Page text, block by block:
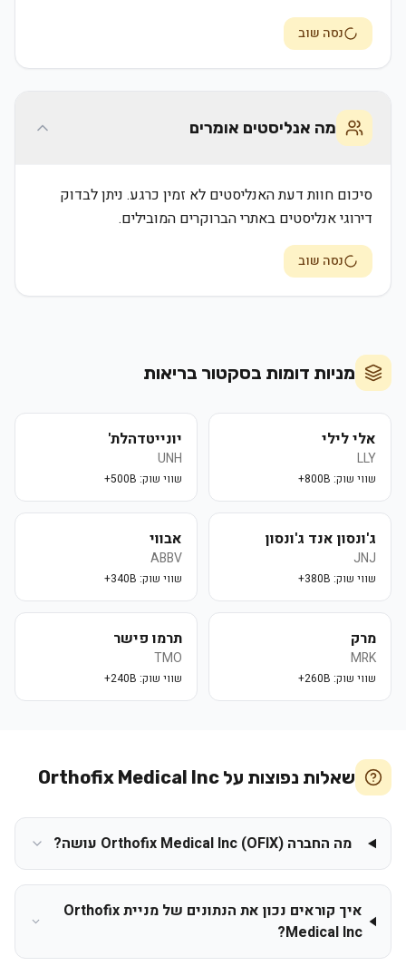
נסה שוב
מה אנליסטים אומרים
סיכום חוות דעת האנליסטים לא זמין כרגע. ניתן לבדוק
דירוגי אנליסטים באתרי הברוקרים המובילים.
נסה שוב
מניות דומות בסקטור בריאות
אלי לילי
LLY
שווי שוק: 800B+
יונייטדהלת'
UNH
שווי שוק: 500B+
ג'ונסון אנד ג'ונסון
JNJ
שווי שוק: 380B+
אבווי
ABBV
שווי שוק: 340B+
מרק
MRK
שווי שוק: 260B+
תרמו פישר
TMO
שווי שוק: 240B+
שאלות נפוצות על Orthofix Medical Inc
מה החברה Orthofix Medical Inc (OFIX) עושה?
איך קוראים נכון את הנתונים של מניית Orthofix
Medical Inc?